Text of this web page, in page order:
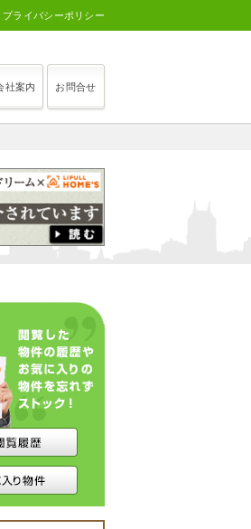
プライバシーポリシー
社案内 お問合せ